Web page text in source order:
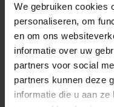
We gebruiken cookies
personaliseren, om
en om ons
informatie over uw
partners voor social
partners kunnen deze
informatie die u aan
Flexibele Opties:
Accessoires
De Tomar highbays
lichtsterkte. De
15.000Lm tot